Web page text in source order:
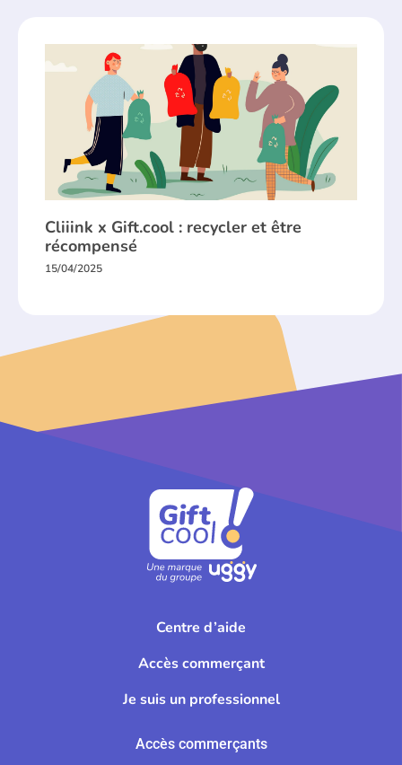
Cliiink x Gift.cool : recycler et être
récompensé
15/04/2025
Centre d’aide
Accès commerçant
Je suis un professionnel
Accès commerçants